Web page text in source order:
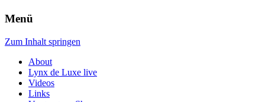
Menü
Zum Inhalt springen
About
Lynx de Luxe live
Videos
Links